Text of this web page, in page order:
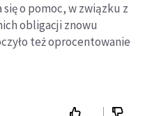
o pomoc, w związku z
obligacji znowu
też oprocentowanie